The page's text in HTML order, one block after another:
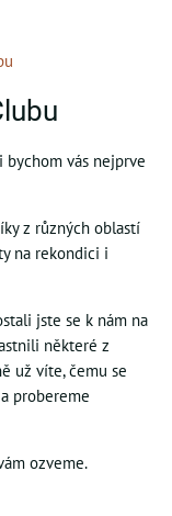
bychom vás nejprve
z různých oblastí
na rekondici i
jste se k nám na
některé z
už víte, čemu se
probereme
ozveme.